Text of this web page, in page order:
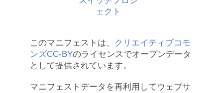
このマニフェストは、
クリエイティブコモ
ンズCC-BYのライセンスでオープンデータ
として提供されています。
マニフェストデータを再利用してウェブサ